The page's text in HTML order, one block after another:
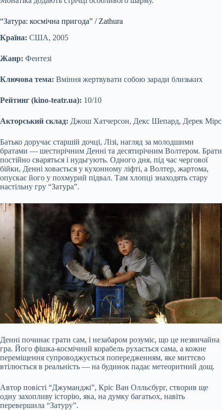
“Затура: космічна пригода” / Zathura
Країна: США, 2005
Жанр: Фентезі
Ключова тема: Вміння жертвувати собою заради близьких
Рейтинг (kino-teatr.ua): 10/10
Акторський склад: Джош Хатчерсон, Декс Шепард, Дерек Мірс
Батько доручає старшій дочці, Лізі, нагляд за молодшими
братами — шестирічним Денні та десятирічним Волтером. Брати
постійно сваряться і нудьгують. Одного дня, під час чергової
бійки, Денні ховається у кухонному ліфті, а Волтер, жартома,
опускає його у похмурий підвал. Там хлопці знаходять стару
настільну гру “Затура”.
Денні починає грати сам, і незабаром розуміє, що це незвичайна
гра. Його фішка-космічний корабель рухається сама, а кожне
переміщення супроводжується попередженням, яке миттєво
втілюється в реальність — на будинок падає метеоритний дощ.
Автор повісті “Джуманджі”, Кріс Ван Олльсбург, створив ще
одну захопливу історію, яка, на думку багатьох, навіть
перевершила “Затуру”.